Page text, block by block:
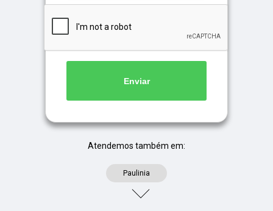
Enviar
Atendemos também em:
Paulinia